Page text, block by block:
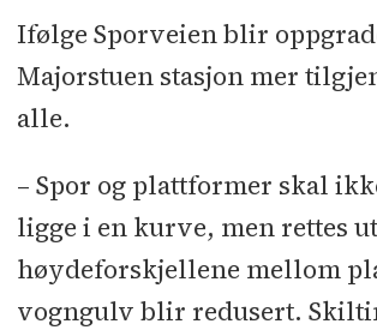
Ifølge Sporveien blir
Majorstuen stasjon mer
alle.
– Spor og plattformer skal
ligge i en kurve, men rettes
høydeforskjellene mellom
vogngulv blir redusert.